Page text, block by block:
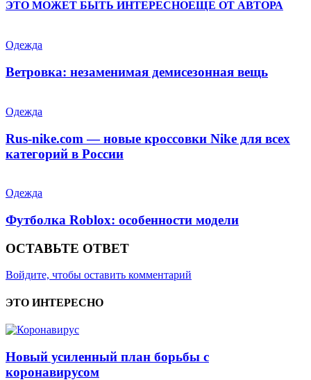
ЭТО МОЖЕТ БЫТЬ ИНТЕРЕСНОЕЩЕ ОТ АВТОРА
Одежда
Ветровка: незаменимая демисезонная вещь
Одежда
Rus-nike.com — новые кроссовки Nike для всех
категорий в России
Одежда
Футболка Roblox: особенности модели
ОСТАВЬТЕ ОТВЕТ
Войдите, чтобы оставить комментарий
ЭТО ИНТЕРЕСНО
Новый усиленный план борьбы с
коронавирусом